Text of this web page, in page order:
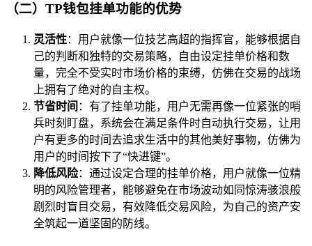
（二）TP钱包挂单功能的优势
灵活性：用户就像一位技艺高超的指挥官，能够根据自
己的判断和独特的交易策略，自由设定挂单价格和数
量，完全不受实时市场价格的束缚，仿佛在交易的战场
上拥有了绝对的自主权。
节省时间 ：有了挂单功能，用户无需再像一位紧张的哨
兵时刻盯盘，系统会在满足条件时自动执行交易，让用
户有更多的时间去追求生活中的其他美好事物，仿佛为
用户的时间按下了“快进键”。
降低风险：通过设定合理的挂单价格，用户就像一位精
明的风险管理者，能够避免在市场波动如同惊涛骇浪般
剧烈时盲目交易，有效降低交易风险，为自己的资产安
全筑起一道坚固的防线。